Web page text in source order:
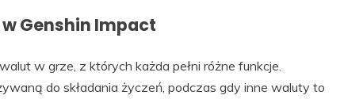
Genshin Impact
w grze, z których każda pełni różne funkcje.
do składania życzeń, podczas gdy inne waluty to